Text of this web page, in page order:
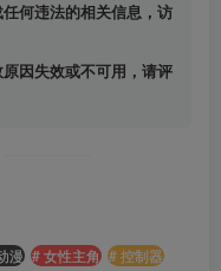
何违法的相关信息，访
因失效或不可用，请评
漫 # 女性主角 # 控制器